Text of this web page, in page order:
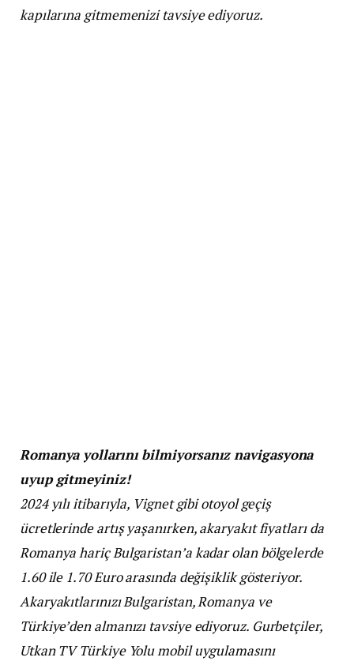
kapılarına gitmemenizi tavsiye ediyoruz.
Romanya yollarını bilmiyorsanız navigasyona
uyup gitmeyiniz!
2024 yılı itibarıyla, Vignet gibi otoyol geçiş
ücretlerinde artış yaşanırken, akaryakıt fiyatları da
Romanya hariç Bulgaristan’a kadar olan bölgelerde
1.60 ile 1.70 Euro arasında değişiklik gösteriyor.
Akaryakıtlarınızı Bulgaristan, Romanya ve
Türkiye’den almanızı tavsiye ediyoruz. Gurbetçiler,
Utkan TV Türkiye Yolu mobil uygulamasını